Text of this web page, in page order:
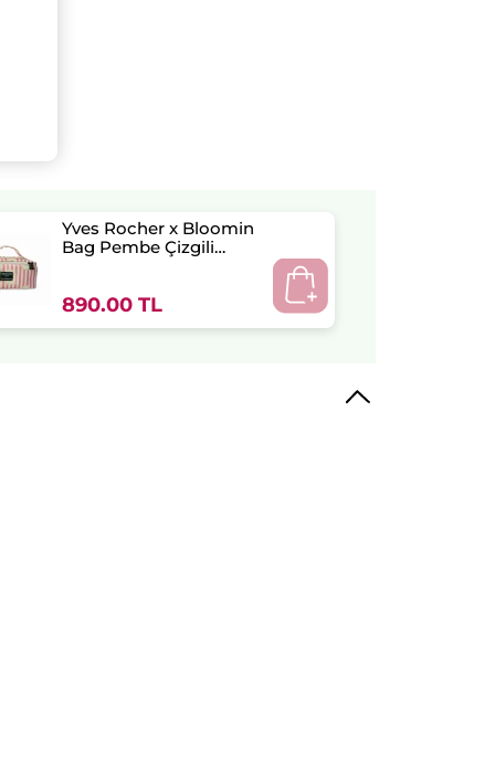
Yves Rocher x Bloomin
Bag Pembe Çizgili
890.00 TL